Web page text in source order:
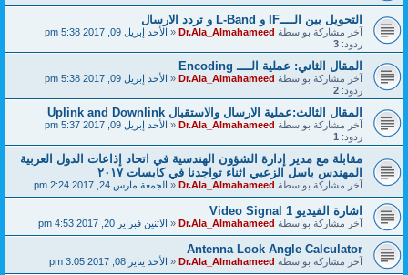
التحويل بين الــــIF و L-Band و تردد الارسال
آخر مشاركة بواسطةDr.Ala_Almahameed
«الأحد إبريل 09, 2017 5:38 pm
ردود: 3
المقال الثاني: عملية الــــ Encoding
آخر مشاركة بواسطةDr.Ala_Almahameed
«الأحد إبريل 09, 2017 5:38 pm
ردود: 2
المقال الثالث:عملية الارسال والاستقبال Uplink and Downlink
آخر مشاركة بواسطةDr.Ala_Almahameed
«الأحد إبريل 09, 2017 5:37 pm
ردود: 1
مقابلة مع مدير إدارة الشؤون الهندسية في اتحاد إذاعات الدول العربية
المهندس باسل الزعبي اثناء تواجدنا في كابسات ٢٠١٧
آخر مشاركة بواسطةDr.Ala_Almahameed
«الجمعة مارس 24, 2017 2:24 pm
اشارة الفيديو Video Signal 1
آخر مشاركة بواسطةDr.Ala_Almahameed
«الاثنين فبراير 20, 2017 4:53 pm
Antenna Look Angle Calculator
آخر مشاركة بواسطةDr.Ala_Almahameed
«الأحد يناير 08, 2017 3:05 pm